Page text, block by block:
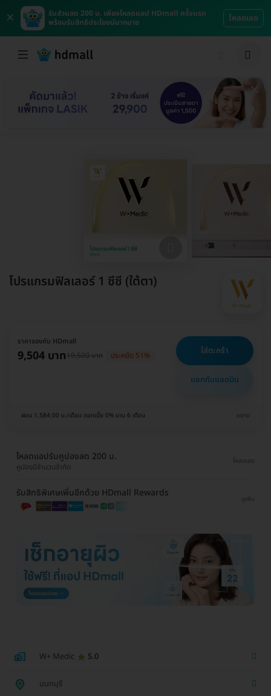
×
รับส่วนลด 200 บ. เพียงโหลดแอป HDmall ครั้งแรก
พร้อมรับสิทธิประโยชน์มากมาย
โหลดเลย
โปรแกรมฟิลเลอร์ 1 ซีซี (ใต้ตา)
ราคาจองกับ HDmall
9,504 บาท19,500 บาท ประหยัด 51% ใส่ตะกร้า
แชทกับแอดมิน
ผ่อน 1,584.00 บ./เดือน ดอกเบี้ย 0% นาน 6 เดือน ขยาย
โหลดแอปรับคูปองลด 200 บ.
คูปองมีจำนวนจำกัด
โหลดเลย
รับสิทธิพิเศษเพิ่มอีกด้วย HDmall Rewards
ดูเพิ่ม
W+ Medic 5.0
นนทบุรี